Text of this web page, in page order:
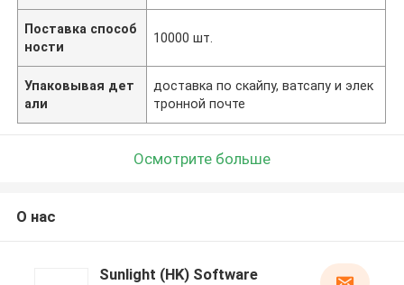
Поставка способ
ности
10000 шт.
Упаковывая дет
али
доставка по скайпу, ватсапу и элек
тронной почте
Осмотрите больше
О нас
Sunlight (HK) Software